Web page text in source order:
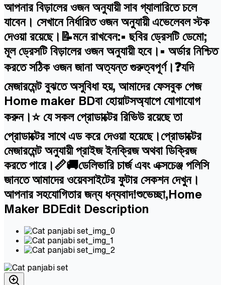
আপনার বিড়ালের ওজন অনুযায়ী সাব গ্যালারিতে চলে
যাবেন। সেখানে নির্ধারিত ওজন অনুযায়ী এভেলেবল স্টক
দেওয়া রয়েছে।📝মনে রাখবেন:• ছবির ড্রেসটি ডেমো;
মূল ড্রেসটি বিড়ালের ওজন অনুযায়ী হবে।• অর্ডার নিশ্চিত
করতে সঠিক ওজন জানা অত্যন্ত গুরুত্বপূর্ণ।❓যদি
মেজারমেন্ট বুঝতে অসুবিধা হয়, আমাদের ফেসবুক পেজ
Home maker BDবা হোয়াটসঅ্যাপে যোগাযোগ
করুন।⭐ যে সকল প্রোডাক্টের রিভিউ রয়েছে তা
প্রোডাক্টের সাথে এড করে দেওয়া হয়েছে।প্রোডাক্টের
মেজারমেন্ট অনুযায়ী প্রাইজ ইনক্রিজ অথবা ডিক্রিজ
করতে পারে।📏🚚ডেলিভারি চার্জ এবং এক্সচেঞ্জ পলিসি
জানতে আমাদের ওয়েবসাইটের ফুটার সেকশন দেখুন।
আপনার সহযোগিতার জন্য ধন্যবাদ!শুভেচ্ছা,Home
Maker BDEdit Description